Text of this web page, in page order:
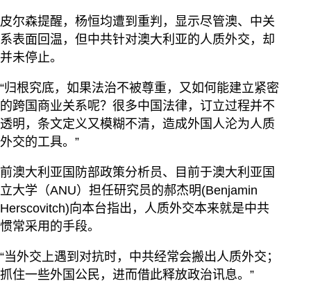
皮尔森提醒，杨恒均遭到重判，显示尽管澳、中关
系表面回温，但中共针对澳大利亚的人质外交，却
并未停止。
“归根究底，如果法治不被尊重，又如何能建立紧密
的跨国商业关系呢？很多中国法律，订立过程并不
透明，条文定义又模糊不清，造成外国人沦为人质
外交的工具。”
前澳大利亚国防部政策分析员、目前于澳大利亚国
立大学（ANU）担任研究员的郝杰明(Benjamin
Herscovitch)向本台指出，人质外交本来就是中共
惯常采用的手段。
“当外交上遇到对抗时，中共经常会搬出人质外交；
抓住一些外国公民，进而借此释放政治讯息。”